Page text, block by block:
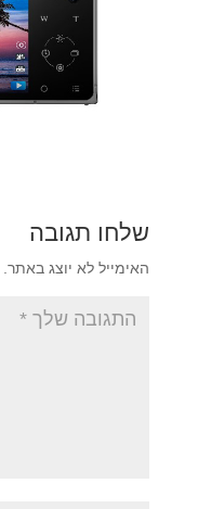
שלחו תגובה
האימייל לא יוצג באתר.